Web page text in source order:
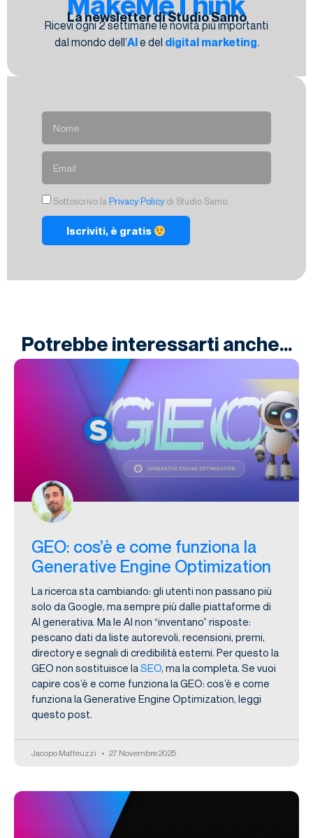
La newsletter di Studio Samo
Ricevi ogni 2 settimane le novità più importanti
dal mondo dell’AIe del digital marketing.
Sottoscrivo la Privacy Policy di Studio Samo.
Iscriviti, è gratis
Potrebbe interessarti anche...
GEO: cos’è e come funziona la
Generative Engine Optimization
La ricerca sta cambiando: gli utenti non passano più
solo da Google, ma sempre più dalle piattaforme di
AI generativa. Ma le AI non “inventano” risposte:
pescano dati da liste autorevoli, recensioni, premi,
directory e segnali di credibilità esterni. Per questo la
GEO non sostituisce laSEO, ma la completa. Se vuoi
capire cos’è e come funziona la GEO: cos’è e come
funziona la Generative Engine Optimization, leggi
questo post.
Jacopo Matteuzzi 27 Novembre 2025